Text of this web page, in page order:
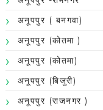
अनूपपुर ( बनगवा)
अनूपपुर (कोतमा )
अनूपपुर (कोतमा)
अनूपपुर (बिजुरी)
अनूपपुर (राजनगर )